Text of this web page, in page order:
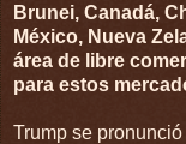
Brunei, Canadá,
México, Nueva
área de libre
para estos
Trump se